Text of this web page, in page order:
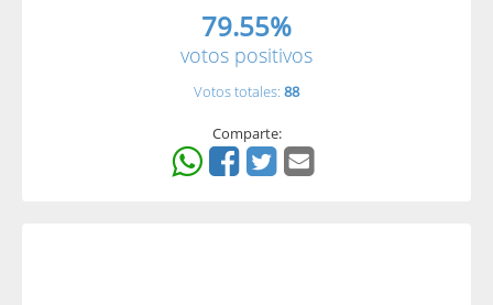
79.55%
votos positivos
Votos totales: 88
Comparte: